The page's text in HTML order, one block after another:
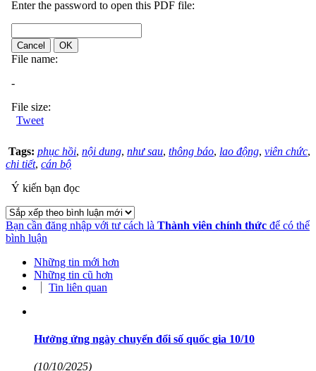
Tweet
Tags: phục hồi, nội dung, như sau, thông báo, lao động, viên chức,
chi tiết, cán bộ
Ý kiến bạn đọc
Bạn cần đăng nhập với tư cách là Thành viên chính thức để có thể
bình luận
Những tin mới hơn
Những tin cũ hơn
Tin liên quan
Hưởng ứng ngày chuyển đổi số quốc gia 10/10
(10/10/2025)